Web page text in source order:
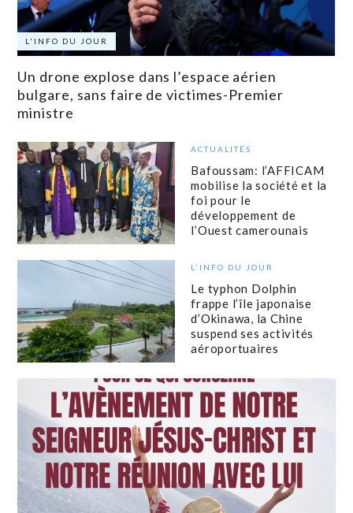
L'INFO DU JOUR
Un drone explose dans l’espace aérien
bulgare, sans faire de victimes-Premier
ministre
ACTUALITÉS
Bafoussam: l’AFFICAM
mobilise la société et la
foi pour le
développement de
l’Ouest camerounais
L'INFO DU JOUR
Le typhon Dolphin
frappe l’île japonaise
d’Okinawa, la Chine
suspend ses activités
aéroportuaires